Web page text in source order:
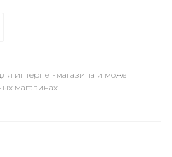
интернет-магазина и может
магазинах